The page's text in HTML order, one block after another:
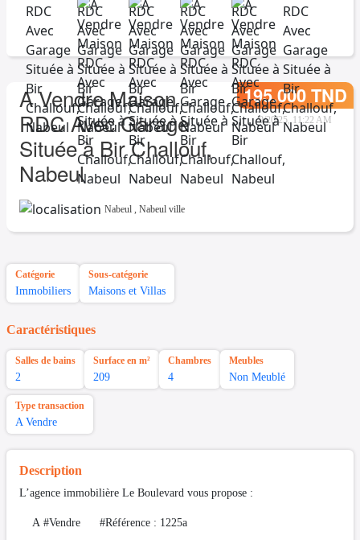
A Vendre Maison
RDC Avec Garage
Située à Bir Challouf,
Nabeul
195.000 TND
9/20/25, 11:22 AM
Nabeul , Nabeul ville
Catégorie
Immobiliers
Sous-catégorie
Maisons et Villas
Caractéristiques
Salles de bains
2
Surface en m²
209
Chambres
4
Meubles
Non Meublé
Type transaction
A Vendre
Description
L’agence immobilière Le Boulevard vous propose :
A #Vendre #Référence : 1225a